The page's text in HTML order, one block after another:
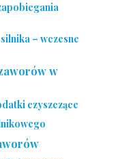
– wczesne
w
czyszczące